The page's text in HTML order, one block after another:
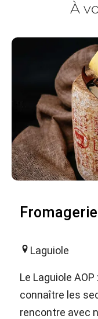
À
Laguiole
Le Laguiole
connaître les
rencontre avec